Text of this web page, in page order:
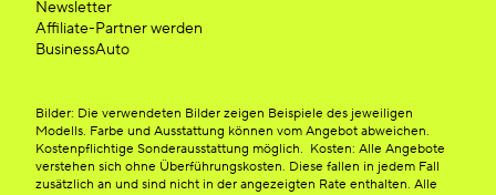
Newsletter
Affiliate-Partner werden
BusinessAuto
Bilder: Die verwendeten Bilder zeigen Beispiele des jeweiligen
Modells. Farbe und Ausstattung können vom Angebot abweichen.
Kostenpflichtige Sonderausstattung möglich. Kosten: Alle Angebote
verstehen sich ohne Überführungskosten. Diese fallen in jedem Fall
zusätzlich an und sind nicht in der angezeigten Rate enthalten. Alle